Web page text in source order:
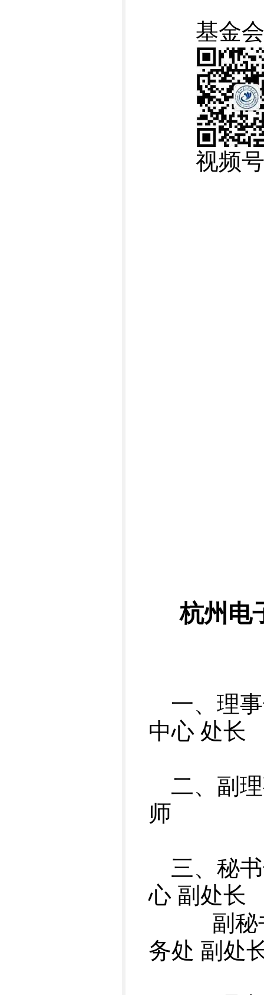
基金会
视频号
杭州电
一、理
中心 处长
二、副
师
三、秘
心 副处长
副秘
务处 副处